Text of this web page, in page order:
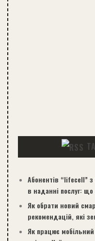
Абонентів “lifecell” з
в наданні послуг: що
Як обрати новий
рекомендацій, які
Як працює